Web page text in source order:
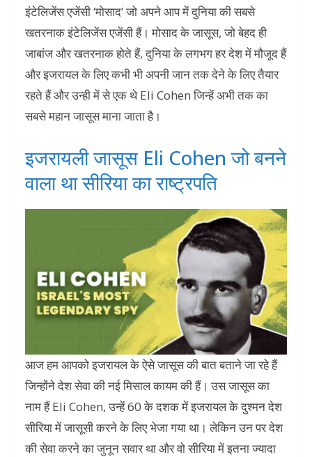
इंटेलिजेंस एजेंसी ‘मोसाद’ जो अपने आप में दुनिया की सबसे
खतरनाक इंटेलिजेंस एजेंसी हैं। मोसाद के जासूस, जो बेहद ही
जाबांज और खतरनाक होते हैं, दुनिया के लगभग हर देश में मौजूद हैं
और इजरायल के लिए कभी भी अपनी जान तक देने के लिए तैयार
रहते हैं और उन्ही में से एक थे Eli Cohen जिन्हें अभी तक का
सबसे महान जासूस माना जाता है।
इजरायली जासूस Eli Cohen जो बनने
वाला था सीरिया का राष्ट्रपति
आज हम आपको इजरायल के ऐसे जासूस की बात बताने जा रहे हैं
जिन्होंने देश सेवा की नई मिसाल कायम की हैं। उस जासूस का
नाम हैं Eli Cohen, उन्हें 60 के दशक में इजरायल के दुश्मन देश
सीरिया में जासूसी करने के लिए भेजा गया था। लेकिन उन पर देश
की सेवा करने का जुनून सवार था और वो सीरिया में इतना ज्यादा